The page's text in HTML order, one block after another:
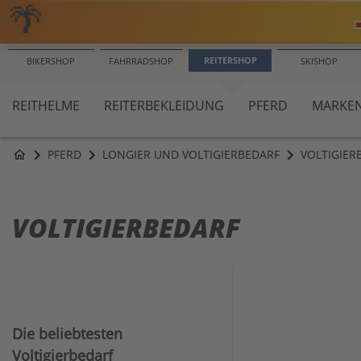
🌴
EXPRESS VERSAND 100
BIKERSHOP FAHRRADSHOP REITERSHOP SKISHOP
REITHELME REITERBEKLEIDUNG PFERD
home PFERD LONGIER UND VOLTIGIERBEDARF
VOLTIGIERBEDARF
Die beliebtesten
Voltigierbedarf